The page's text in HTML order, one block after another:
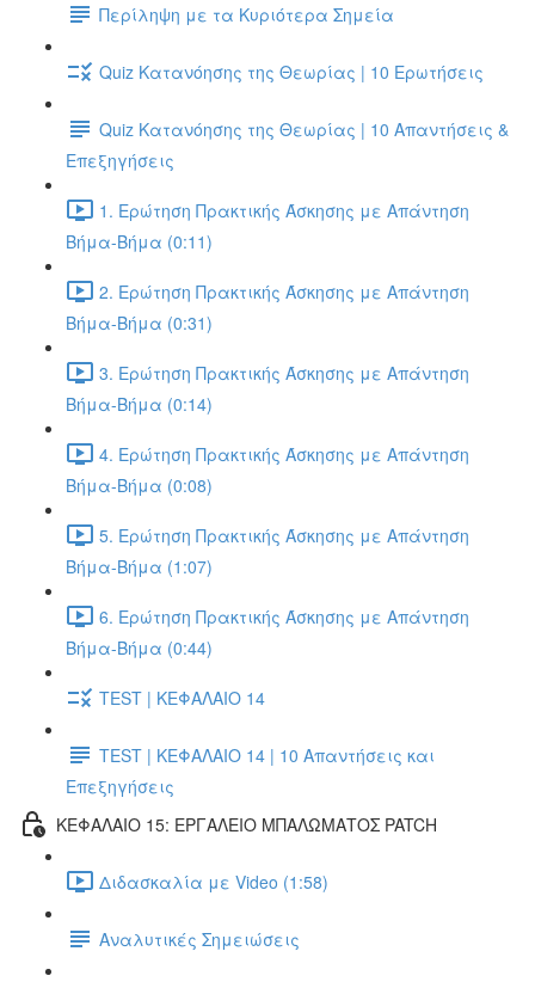
Περίληψη με τα Κυριότερα Σημεία
Quiz Κατανόησης της Θεωρίας | 10 Ερωτήσεις
Quiz Κατανόησης της Θεωρίας | 10 Απαντήσεις &
Επεξηγήσεις
1. Ερώτηση Πρακτικής Άσκησης με Απάντηση
Βήμα-Βήμα (0:11)
2. Ερώτηση Πρακτικής Άσκησης με Απάντηση
Βήμα-Βήμα (0:31)
3. Ερώτηση Πρακτικής Άσκησης με Απάντηση
Βήμα-Βήμα (0:14)
4. Ερώτηση Πρακτικής Άσκησης με Απάντηση
Βήμα-Βήμα (0:08)
5. Ερώτηση Πρακτικής Άσκησης με Απάντηση
Βήμα-Βήμα (1:07)
6. Ερώτηση Πρακτικής Άσκησης με Απάντηση
Βήμα-Βήμα (0:44)
TEST | ΚΕΦΑΛΑΙΟ 14
TEST | ΚΕΦΑΛΑΙΟ 14 | 10 Απαντήσεις και
Επεξηγήσεις
ΚΕΦΑΛΑΙΟ 15: ΕΡΓΑΛΕΙΟ ΜΠΑΛΩΜΑΤΟΣ PATCH
Διδασκαλία με Video (1:58)
Αναλυτικές Σημειώσεις